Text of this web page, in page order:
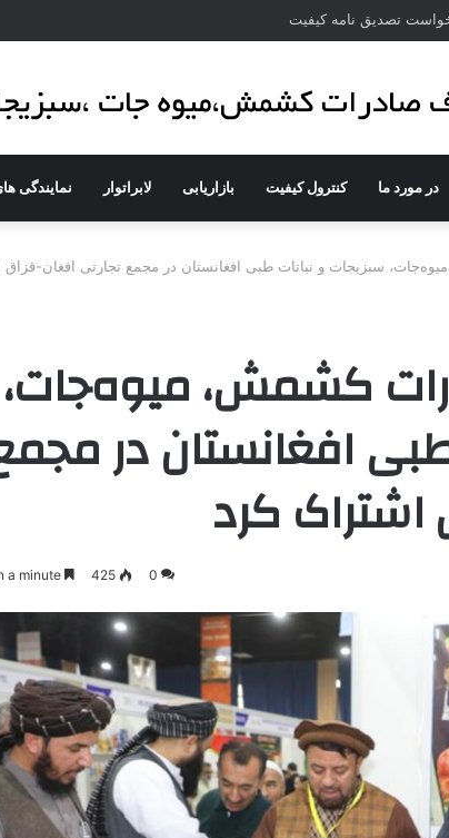
تصدیق نامه کیفیت
در مورد ما کنترول کیفیت بازاریابی لابراتوار نمایندگی
سبزیجات و نباتات طبی افغانستان در مجمع تجارتی افغان-قزاق
کشمش، میوه‌جات،
افغانستان در
اشتراک کرد
0
425
Less than a minute